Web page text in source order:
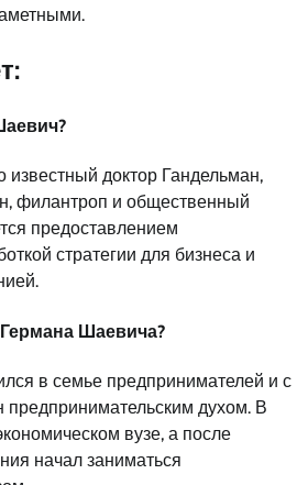
известный доктор Гандельман,
филантроп и общественный
предоставлением
стратегии для бизнеса и
Шаевича?
в семье предпринимателей и с
предпринимательским духом. В
вузе, а после
начал заниматься